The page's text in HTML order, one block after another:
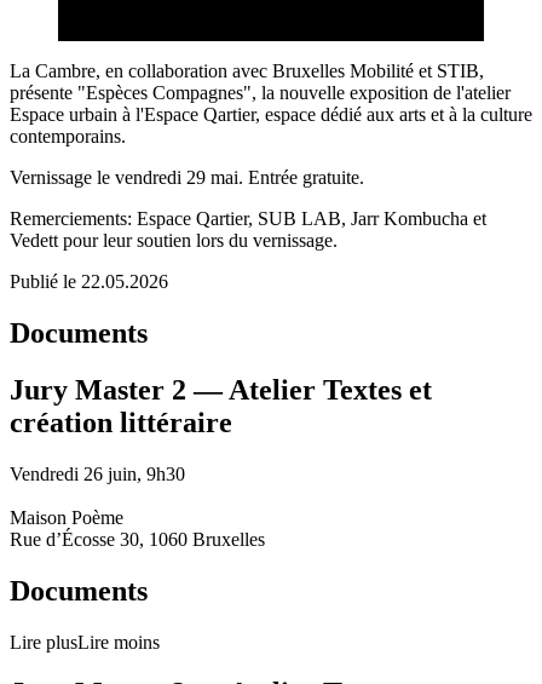
La Cambre, en collaboration avec Bruxelles Mobilité et STIB,
présente "Espèces Compagnes", la nouvelle exposition de l'atelier
Espace urbain à l'Espace Qartier, espace dédié aux arts et à la culture
contemporains.
Vernissage le vendredi 29 mai. Entrée gratuite.
Remerciements: Espace Qartier, SUB LAB, Jarr Kombucha et
Vedett pour leur soutien lors du vernissage.
Publié le 22.05.2026
Documents
Jury Master 2 — Atelier Textes et
création littéraire
Vendredi 26 juin, 9h30
Maison Poème
Rue d’Écosse 30, 1060 Bruxelles
Documents
Lire plusLire moins